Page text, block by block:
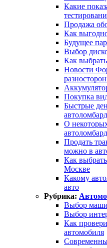
Какие
Продажа
Как
Будущее
Выбор
Как
Новости
Покупка
Быстрые
О
Продать
можно в
Как
Москве
Какому
авто
Рубрика:
Выбор
Выбор
Как
автомобиля